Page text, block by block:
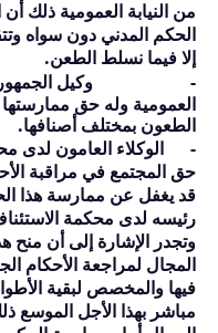
من النيابة العمومية ذلك
الحكم المدني دون سواه
إلا فيما نسلط الطعن.
-
وكيل
العمومية وله حق
الطعون بمختلف أصنافها.
-
الوكلاء العامون لدى
حق المجتمع في مراقبة
قد يغفل عن ممارسة هذا
رئيسه لدى محكمة
وتجدر الإشارة إلى أن منح
المجال لمراجعة الأحكام
فيها والمخصص لبقية
مباشر بهذا الأجل الموسع